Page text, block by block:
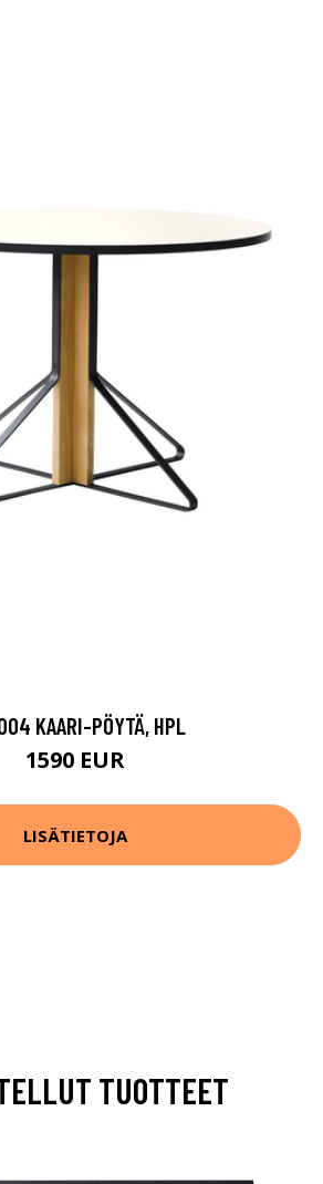
KAARI-PÖYTÄ, HPL
1590 EUR
LISÄTIETOJA
TUOTTEET